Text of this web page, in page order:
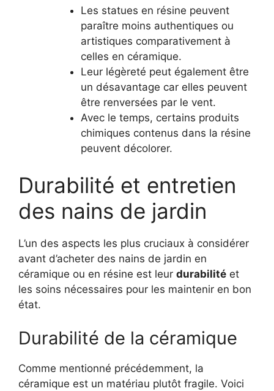
Les statues en résine peuvent
paraître moins authentiques ou
artistiques comparativement à
celles en céramique.
Leur légèreté peut également être
un désavantage car elles peuvent
être renversées par le vent.
Avec le temps, certains produits
chimiques contenus dans la résine
peuvent décolorer.
Durabilité et entretien
des nains de jardin
L’un des aspects les plus cruciaux à considérer
avant d’acheter des nains de jardin en
céramique ou en résine est leur durabilité et
les soins nécessaires pour les maintenir en bon
état.
Durabilité de la céramique
Comme mentionné précédemment, la
céramique est un matériau plutôt fragile. Voici